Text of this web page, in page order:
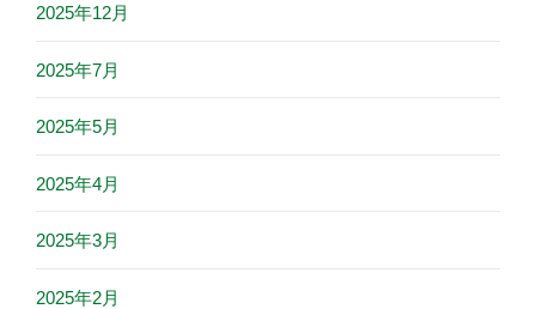
2025年12月
2025年7月
2025年5月
2025年4月
2025年3月
2025年2月